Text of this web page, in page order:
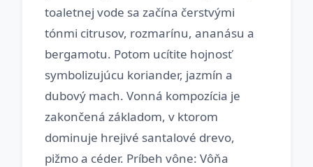
toaletnej vode sa začína čerstvými
tónmi citrusov, rozmarínu, ananásu a
bergamotu. Potom ucítite hojnosť
symbolizujúcu koriander, jazmín a
dubový mach. Vonná kompozícia je
zakončená základom, v ktorom
dominuje hrejivé santalové drevo,
pižmo a céder. Príbeh vône: Vôňa